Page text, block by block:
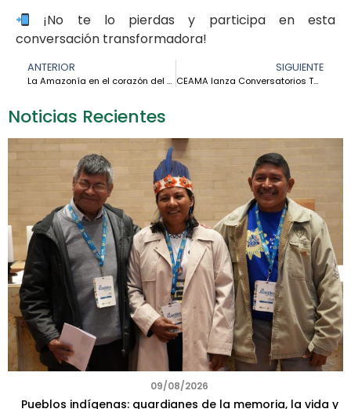
Noticias Recientes
09/08/2026
Pueblos indígenas: guardianes de la memoria, la vida y
¡No te lo pierdas y participa en esta
conversación transformadora!
ANTERIOR
La Amazonía en el corazón del Papa: 12 procesos amazónicos de su pontificado
SIGUIENTE
CEAMA lanza Conversatorios Territoriales: Primeros pasos para el Plan Apostólico Sinodal de la Amazonía